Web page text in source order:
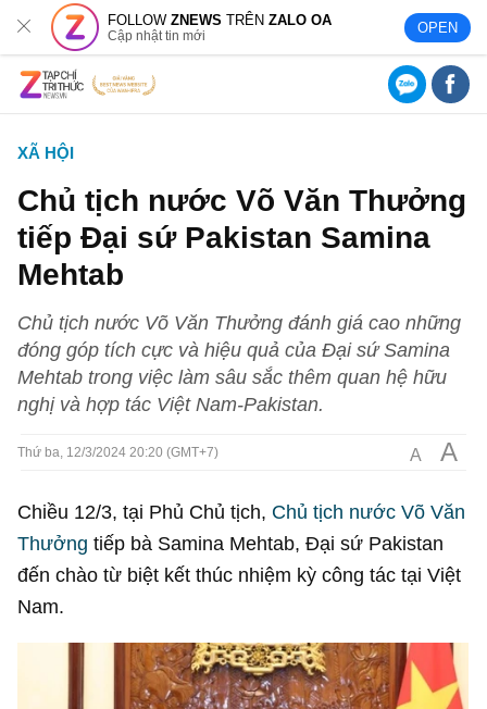
FOLLOWZNEWS TRÊNZALO OA
Cập nhật tin mới OPEN
XÃ HỘI
Chủ tịch nước Võ Văn Thưởng
tiếp Đại sứ Pakistan Samina
Mehtab
Chủ tịch nước Võ Văn Thưởng đánh giá cao những
đóng góp tích cực và hiệu quả của Đại sứ Samina
Mehtab trong việc làm sâu sắc thêm quan hệ hữu
nghị và hợp tác Việt Nam-Pakistan.
Thứ ba, 12/3/2024 20:20 (GMT+7) A A
Chiều 12/3, tại Phủ Chủ tịch, Chủ tịch nước Võ Văn
Thưởng tiếp bà Samina Mehtab, Đại sứ Pakistan
đến chào từ biệt kết thúc nhiệm kỳ công tác tại Việt
Nam.